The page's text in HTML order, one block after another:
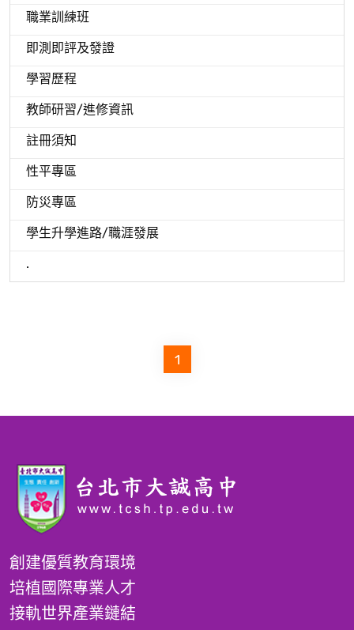
職業訓練班
即測即評及發證
學習歷程
教師研習/進修資訊
註冊須知
性平專區
防災專區
學生升學進路/職涯發展
.
1
創建優質教育環境
培植國際專業人才
接軌世界產業鏈結